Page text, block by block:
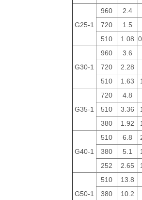
G25-1
960 2.4
720 1.5
510
1.08
G30-1
960 3.6
720 2.28
510
1.63
G35-1
720 4.8
510 3.36
380
1.92
G40-1
510 6.8
380 5.1
252
2.65
G50-1
510 13.8
380 10.2